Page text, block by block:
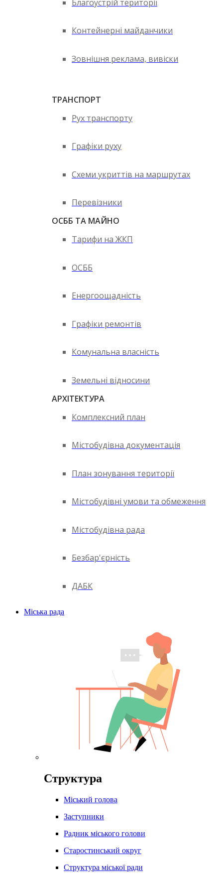
Благоустрій території
Контейнерні майданчики
Зовнішня реклама, вивіски
ТРАНСПОРТ
Рух транспорту
Графіки руху
Схеми укриттів на маршрутах
Перевізники
ОСББ ТА МАЙНО
Тарифи на ЖКП
ОСББ
Енергоощадність
Графіки ремонтів
Комунальна власність
Земельні відносини
АРХІТЕКТУРА
Комплексний план
Містобудівна документація
План зонування території
Містобудівні умови та обмеження
Містобудівна рада
Безбар'єрність
ДАБК
Міська рада
Структура
Міський голова
Заступники
Радник міського голови
Старостинський округ
Структура міської ради